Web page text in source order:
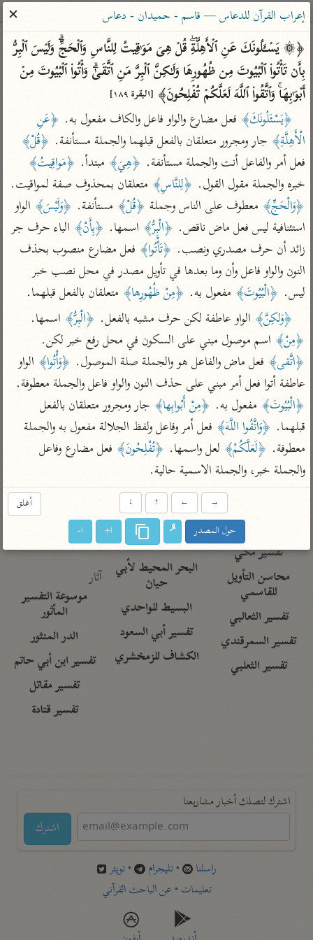
ساهم معنا في نشر القرآن والعلم الشرعي
الباحث القرآني
بحث تفسير علوم مصاحف معاجم
Type 2 or more characters for results.
Type 1 or more
characters for results.
أمّهات
تفسير الطبري
تفسير ابن كثير
تفسير القرطبي
تفسير البغوي
جمع الأقوال
تفسير ابن الجوزي
تفسير الماوردي
منتقاة
تفسير ابن القيم
تفسير ابن تيمية
تفسير السمعاني
تفسير مكّي
محاسن التأويل
للقاسمي
تفسير الثعالبي
تفسير السمرقندي
تفسير الثعلبي
عامّة
فتح البيان للقنوجي
فتح القدير للشوكاني
تفسير ابن جزي
موسوعات
تفسير الآلوسي
تفسير الرازي
أخرى
أضواء البيان
نظم الدرر للبقاعي
لغة وبلاغة
التحرير والتنوير
المحرر الوجيز لابن
عطية
البحر المحيط لأبي
حيان
البسيط للواحدي
تفسير أبي السعود
الكشاف للزمخشري
معاصرة
الميسر
المختصر في
التفسير
تفسير السعدي
أيسر التفاسير
القرآن – تدبر وعمل
تفسير ابن عثيمين
مركَّزة العبارة
تفسير الجلالين
جامع البيان للإيجي
تفسير البيضاوي
الوجيز للواحدي
تفسير ابن أبي زمنين
آثار
موسوعة التفسير
المأثور
الدر المنثور
تفسير ابن أبي حاتم
تفسير مقاتل
تفسير قتادة
اشترك لتصلك أخبار مشاريعنا
اشترك
راسلنا •تليجرام •تويتر
تعليمات •عن الباحث القرآني
إعراب القرآن للدعاس — قاسم - حميدان - دعاس
✕
﴿۞ یَسۡـَٔلُونَكَ عَنِ ٱلۡأَهِلَّةِۖ قُلۡ هِیَ مَوَ ٰ⁠قِیتُ لِلنَّاسِ وَٱلۡحَجِّۗ وَلَیۡسَ ٱلۡبِرُّ
أَبۡوَ ٰ⁠بِهَاۚ وَٱتَّقُوا۟ ٱللَّهَ لَعَلَّكُمۡ تُفۡلِحُونَ﴾ [البقرة ١٨٩]
﴿يَسْئَلُونَكَ﴾ فعل مضارع والواو فاعل والكاف مفعول به.
الْأَهِلَّةِ﴾ جار ومجرور متعلقان بالفعل قبلهما والجملة مستأنفة. ﴿قُلْ﴾
فعل أمر والفاعل أنت والجملة مستأنفة. ﴿هِيَ﴾ مبتدأ. ﴿مَواقِيتُ﴾
خبره والجملة مقول القول. ﴿لِلنَّاسِ﴾ متعلقان بمحذوف صفة لمواقيت.
﴿وَالْحَجِّ﴾ معطوف على الناس وجملة ﴿قُلْ﴾ مستأنفة. ﴿وَلَيْسَ﴾
الواو
استئنافية ليس فعل ماض ناقص. ﴿الْبِرُّ﴾ اسمها. ﴿بِأَنْ﴾
الباء حرف جر
زائد أن حرف مصدري ونصب. ﴿تَأْتُوا﴾
النون والواو فاعل وأن وما بعدها في تأويل مصدر في محل نصب خبر
ليس. ﴿الْبُيُوتَ﴾ مفعول به. ﴿مِنْ ظُهُورِها﴾ متعلقان بالفعل قبلهما.
﴿وَلكِنَّ﴾ الواو عاطفة لكن حرف مشبه بالفعل. ﴿الْبِرُّ﴾ اسمها.
﴿مِنْ﴾ اسم موصول مبني على السكون في محل رفع خبر لكن.
﴿اتَّقى﴾ فعل ماض والفاعل هو والجملة صلة الموصول. ﴿وَأْتُوا﴾
الواو
عاطفة أتوا فعل أمر مبني على حذف النون والواو فاعل والجملة معطوفة.
﴿الْبُيُوتَ﴾ مفعول به. ﴿مِنْ أَبْوابِها﴾
قبلهما. ﴿وَاتَّقُوا اللَّهَ﴾
معطوفة. ﴿لَعَلَّكُمْ﴾ لعل واسمها. ﴿تُفْلِحُونَ﴾
والجملة خبر، والجملة الاسمية حالية.
أغلق →
←
↑
↓
حول المصدر ا+ ا-